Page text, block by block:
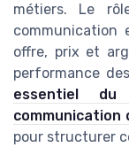
métiers. Le
communication
offre, prix et
performance
essentiel
communication
pour structurer